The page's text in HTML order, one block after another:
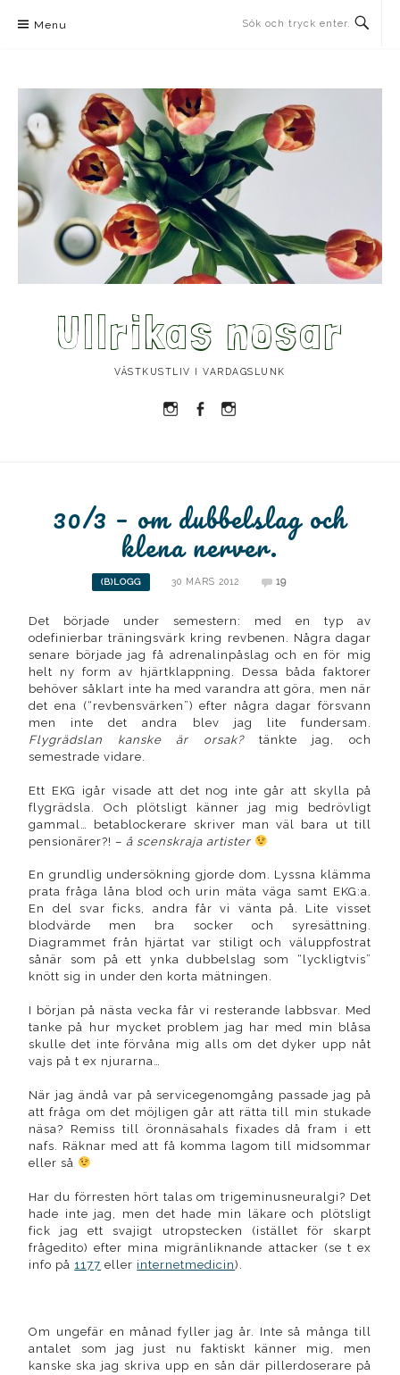
Menu
Ullrikas nosar
VÄSTKUSTLIV I VARDAGSLUNK
Instagram
Facebook
30/3 – om dubbelslag och
klena nerver.
(B)LOGG 30 MARS 2012 19
Det började under semestern: med en typ av
odefinierbar träningsvärk kring revbenen. Några dagar
senare började jag få adrenalinpåslag och en för mig
helt ny form av hjärtklappning. Dessa båda faktorer
behöver såklart inte ha med varandra att göra, men när
det ena (“revbensvärken”) efter några dagar försvann
men inte det andra blev jag lite fundersam.
Flygrädslan kanske är orsak?tänkte jag, och
semestrade vidare.
Ett EKG igår visade att det nog inte går att skylla på
flygrädsla. Och plötsligt känner jag mig bedrövligt
gammal… betablockerare skriver man väl bara ut till
pensionärer?! – å scenskraja artister
En grundlig undersökning gjorde dom. Lyssna klämma
prata fråga låna blod och urin mäta väga samt EKG:a.
En del svar ficks, andra får vi vänta på. Lite visset
blodvärde men bra socker och syresättning.
Diagrammet från hjärtat var stiligt och väluppfostrat
sånär som på ett ynka dubbelslag som “lyckligtvis”
knött sig in under den korta mätningen.
I början på nästa vecka får vi resterande labbsvar. Med
tanke på hur mycket problem jag har med min blåsa
skulle det inte förvåna mig alls om det dyker upp nåt
vajs på t ex njurarna…
När jag ändå var på servicegenomgång passade jag på
att fråga om det möjligen går att rätta till min stukade
näsa? Remiss till öronnäsahals fixades då fram i ett
nafs. Räknar med att få komma lagom till midsommar
eller så
Har du förresten hört talas om trigeminusneuralgi? Det
hade inte jag, men det hade min läkare och plötsligt
fick jag ett svajigt utropstecken (istället för skarpt
frågedito) efter mina migränliknande attacker (se t ex
info på 1177 eller internetmedicin).
Om ungefär en månad fyller jag år. Inte så många till
antalet som jag just nu faktiskt känner mig, men
kanske ska jag skriva upp en sån där pillerdoserare på